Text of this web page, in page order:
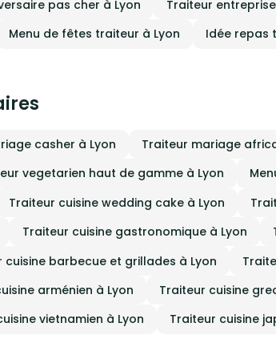
pas cher à Lyon
Traiteur
Menu de fêtes traiteur à Lyon
Idée repas
casher à Lyon Traiteur mariage
vegetarien haut de gamme à Lyon
Traiteur cuisine wedding cake à Lyon
Traiteur cuisine gastronomique à Lyon
cuisine barbecue et grillades à Lyon
arménien à Lyon Traiteur cuisine
vietnamien à Lyon Traiteur cuisine